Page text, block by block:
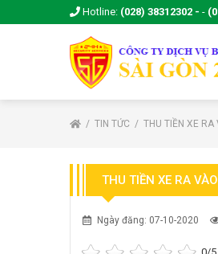
Hotline: (028) 38312302 - -
TIN TỨC THU TIỀN XE
THU TIỀN XE RA
Ngày đăng: 07-10-2020